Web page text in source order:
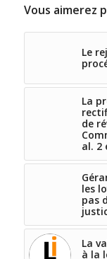
Vous aimerez
Le
La
de
al. 2
les
pas
La
à la